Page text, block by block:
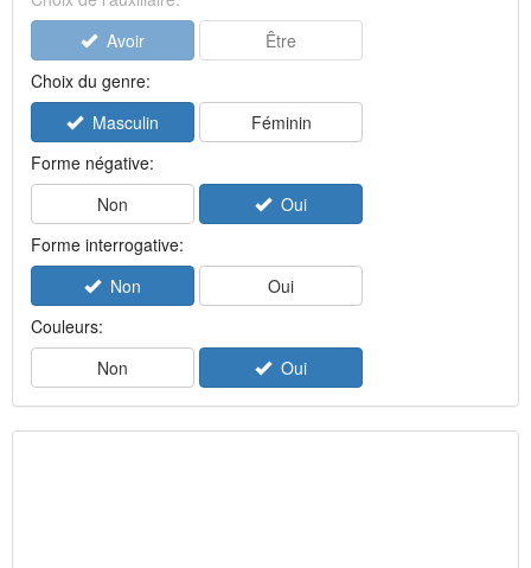
Avoir
Être
Choix du genre:
Masculin
Féminin
Forme négative:
Non
Oui
Forme interrogative:
Non
Oui
Couleurs:
Non
Oui